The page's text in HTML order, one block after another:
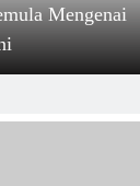
Mengenai